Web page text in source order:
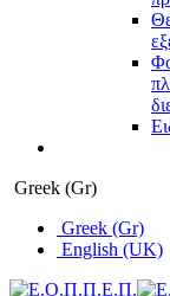
Greek (Gr)
Greek (Gr)
English (UK)